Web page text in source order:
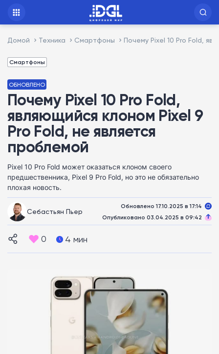
Домой Техника Смартфоны Почему Pixel 10 Pro Fold,
Смартфоны
ОБНОВЛЕНО
Почему Pixel 10 Pro Fold,
являющийся клоном Pixel 9
Pro Fold, не является
проблемой
Pixel 10 Pro Fold может оказаться клоном своего
предшественника, Pixel 9 Pro Fold, но это не обязательно
плохая новость.
Себастьян Пьер
Обновлено 17.10.2025 в 17:14
Опубликовано 03.04.2025 в 09:42
0 4 мин